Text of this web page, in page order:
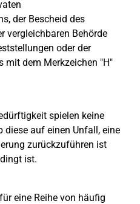
der Bescheid des
vergleichbaren Behörde
oder der
mit dem Merkzeichen "H"
spielen keine
diese auf einen Unfall, eine
zurückzuführen ist
ist.
eine Reihe von häufig